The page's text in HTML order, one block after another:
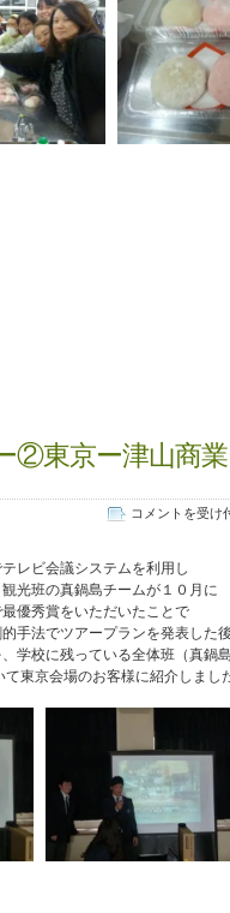
②東京ー津山商
寒
ぶ
っ
と
び
4,010
ツ
ア
②
東
京
ー
津
山
コメントを受け
レビ会議システムを利用し
光班の真鍋島チームが１０月に
優秀賞をいただいたことで
手法でツアープランを発表した後
学校に残っている全体班（真鍋島
東京会場のお客様に紹介しまし